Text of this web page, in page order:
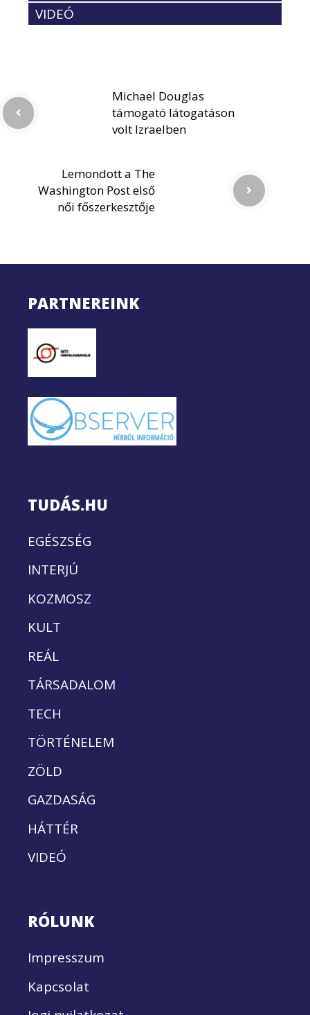
VIDEÓ
Michael Douglas
támogató látogatáson
volt Izraelben
Lemondott a The
Washington Post első
női főszerkesztője
PARTNEREINK
TUDÁS.HU
EGÉSZSÉG
INTERJÚ
KOZMOSZ
KULT
REÁL
TÁRSADALOM
TECH
TÖRTÉNELEM
ZÖLD
GAZDASÁG
HÁTTÉR
VIDEÓ
RÓLUNK
Impresszum
Kapcsolat